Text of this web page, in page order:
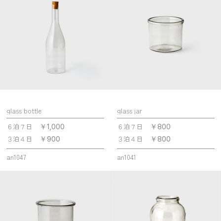
glass bottle
６泊７日
￥1,000
３泊４日 ￥900
an1047
glass jar
６泊７日
￥800
３泊４日 ￥800
an1041